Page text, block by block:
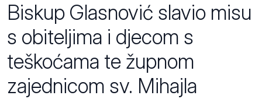
Biskup Glasnović slavio misu
s obiteljima i djecom s
teškoćama te župnom
zajednicom sv. Mihajla